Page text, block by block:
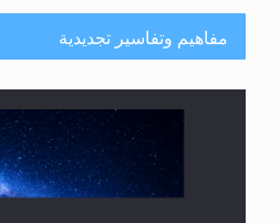
الرجل المقتول؟
مفاهيم وتفاسير تجديدية
حقيقة المسيح الدجال